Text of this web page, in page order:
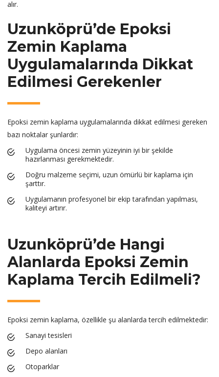
alır.
Uzunköprü’de Epoksi
Zemin Kaplama
Uygulamalarında Dikkat
Edilmesi Gerekenler
Epoksi zemin kaplama uygulamalarında dikkat edilmesi gereken
bazı noktalar şunlardır:
Uygulama öncesi zemin yüzeyinin iyi bir şekilde
hazırlanması gerekmektedir.
Doğru malzeme seçimi, uzun ömürlü bir kaplama için
şarttır.
Uygulamanın profesyonel bir ekip tarafından yapılması,
kaliteyi artırır.
Uzunköprü’de Hangi
Alanlarda Epoksi Zemin
Kaplama Tercih Edilmeli?
Epoksi zemin kaplama, özellikle şu alanlarda tercih edilmektedir:
Sanayi tesisleri
Depo alanları
Otoparklar